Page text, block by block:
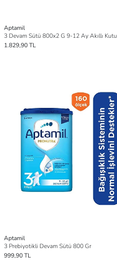
Aptamil
3 Devam Sütü 800x2 G 9-12 Ay Akıllı Kutu
1.829,90 TL
Aptamil
3 Prebiyotikli Devam Sütü 800 Gr
999,90 TL